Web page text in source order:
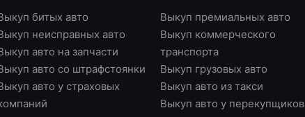
битых авто
неисправных авто
авто на запчасти
авто со штрафстоянки
авто у страховых
Выкуп премиальных авто
Выкуп коммерческого
транспорта
Выкуп грузовых авто
Выкуп авто из такси
Выкуп авто у перекупщиков